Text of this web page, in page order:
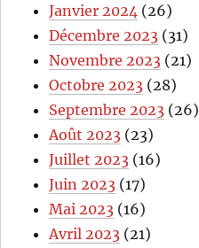
Janvier 2024 (26)
Décembre 2023 (31)
Novembre 2023 (21)
Octobre 2023 (28)
Septembre 2023 (26)
Août 2023 (23)
Juillet 2023 (16)
Juin 2023 (17)
Mai 2023 (16)
Avril 2023 (21)